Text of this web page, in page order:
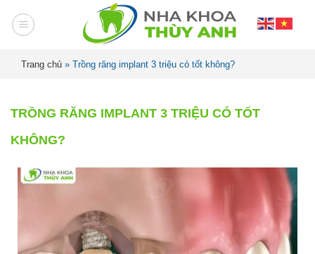
Trang chủ » Trồng răng implant 3 triệu có tốt không?
TRỒNG RĂNG IMPLANT 3 TRIỆU CÓ TỐT
KHÔNG?